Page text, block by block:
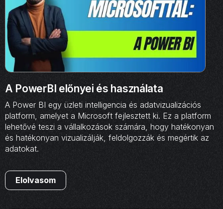
A PowerBI előnyei és használata
A Power BI egy üzleti intelligencia és adatvizualizációs
platform, amelyet a Microsoft fejlesztett ki. Ez a platform
lehetővé teszi a vállalkozások számára, hogy hatékonyan
és hatékonyan vizualizálják, feldolgozzák és megértik az
adatokat.
Elolvasom